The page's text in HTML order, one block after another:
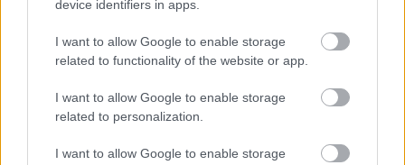
device identifiers in apps.
I want to allow Google to enable storage
related to functionality of the website or app.
I want to allow Google to enable storage
related to personalization.
I want to allow Google to enable storage
Ablak nélküli vonatok a Deutsche